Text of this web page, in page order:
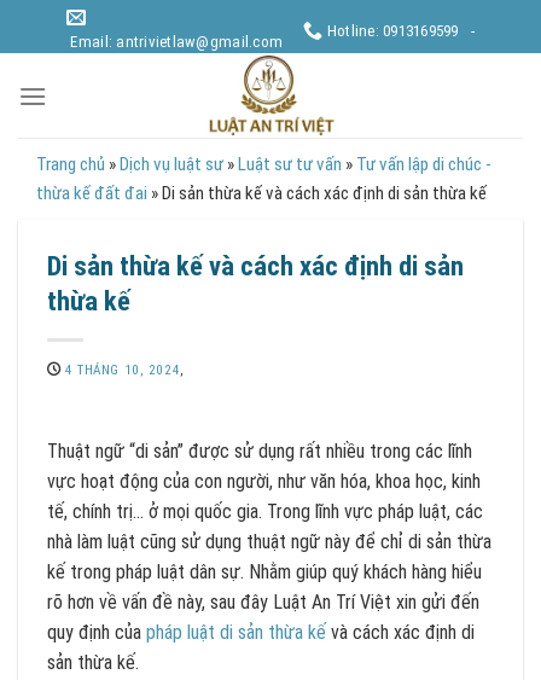
Email: antrivietlaw@gmail.com
Hotline: 0913169599 -
Trang chủ »Dịch vụ luật sư »Luật sư tư vấn » Tư vấn lập di chúc -
thừa kế đất đai »Di sản thừa kế và cách xác định di sản thừa kế
Di sản thừa kế và cách xác định di sản
thừa kế
4 THÁNG 10, 2024,
Thuật ngữ “di sản” được sử dụng rất nhiều trong các lĩnh
vực hoạt động của con người, như văn hóa, khoa học, kinh
tế, chính trị… ở mọi quốc gia. Trong lĩnh vực pháp luật, các
nhà làm luật cũng sử dụng thuật ngữ này để chỉ di sản thừa
kế trong pháp luật dân sự. Nhằm giúp quý khách hàng hiểu
rõ hơn về vấn đề này, sau đây Luật An Trí Việt xin gửi đến
quy định của pháp luật di sản thừa kế và cách xác định di
sản thừa kế.